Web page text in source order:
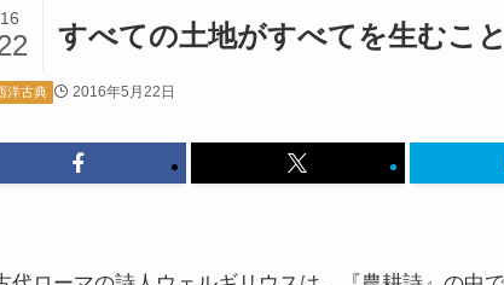
すべての土地がすべてを生むこ
洋古典 2016年5月22日